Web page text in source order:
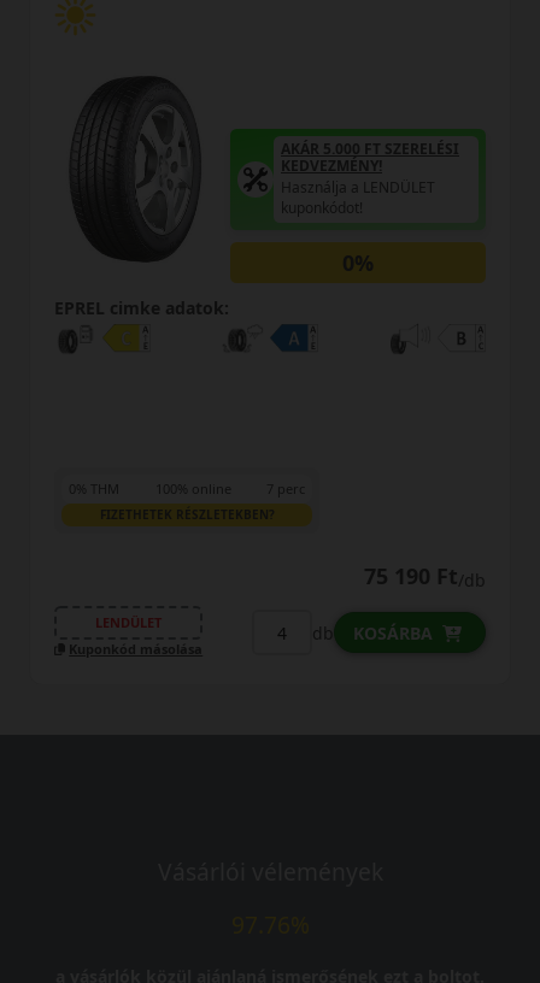
AKÁR 5.000 FT SZERELÉSI
KEDVEZMÉNY!
Használja a LENDÜLET
kuponkódot!
0%
EPREL cimke adatok:
0% THM 100% online 7 perc
FIZETHETEK RÉSZLETEKBEN?
75 190 Ft/db
LENDÜLET
Kuponkód másolása
db KOSÁRBA